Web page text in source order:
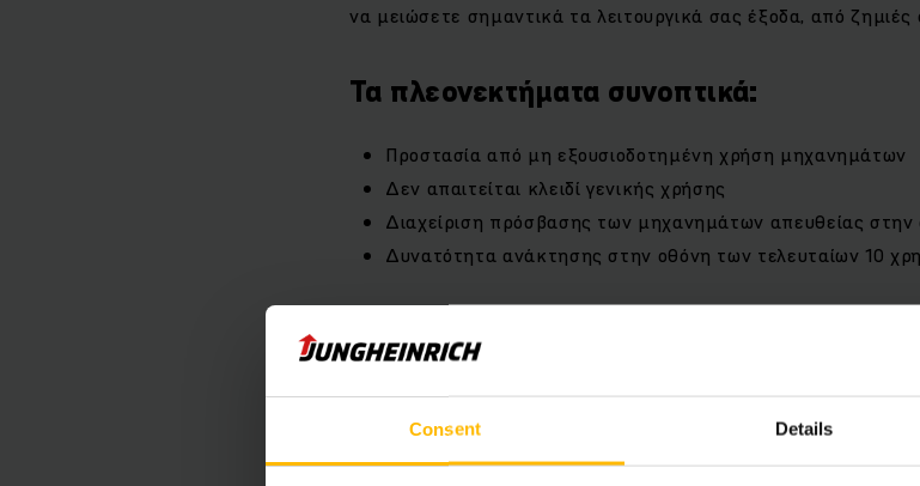
Consent Details
να μειώσετε σημαντικά τα λειτουργικά σας έξοδα, από
Τα πλεονεκτήματα συνοπτικά:
Προστασία από μη εξουσιοδοτημένη χρήση μηχανημάτων
Δεν απαιτείται κλειδί γενικής χρήσης
Διαχείριση πρόσβασης των μηχανημάτων απευθείας
Δυνατότητα ανάκτησης στην οθόνη των τελευταίων 10
Ο κατάλληλη λύση για όλους
Ανακαλύψτε τη βέλτιστη για εσάς
Τα διαφορετικά μεγέθη επιχειρήσεων και οι διαφορετικές